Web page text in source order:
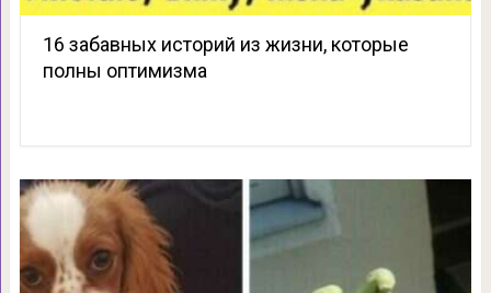
16 забавных историй из жизни, которые
полны оптимизма